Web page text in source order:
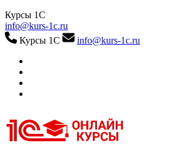
Курсы 1С
info@kurs-1c.ru
Курсы 1С
info@kurs-1c.ru